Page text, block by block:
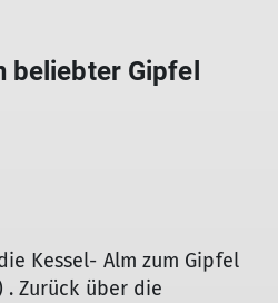
beliebter Gipfel
Kessel- Alm zum Gipfel
. Zurück über die